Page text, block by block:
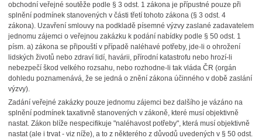
obchodní veřejné soutěže podle § 3 odst. 1 zákona je přípustné pouze při
splnění podmínek stanovených v části třetí tohoto zákona (§ 3 odst. 4
zákona). Uzavření smlouvy na podkladě písemné výzvy zaslané zadavatelem
jednomu zájemci o veřejnou zakázku k podání nabídky podle § 50 odst. 1
písm. a) zákona se připouští v případě naléhavé potřeby, jde-li o ohrožení
lidských životů nebo zdraví lidí, havárii, přírodní katastrofu nebo hrozí-li
nebezpečí škod velkého rozsahu, nebo rozhodne-li tak vláda ČR (orgán
dohledu poznamenává, že se jedná o znění zákona účinného v době zaslání
výzvy).
Zadání veřejné zakázky pouze jednomu zájemci bez dalšího je vázáno na
splnění podmínek taxativně stanovených v zákoně, které musí objektivně
nastat. Zákon blíže nespecifikuje "naléhavost potřeby", která musí objektivně
nastat (ale i trvat - viz níže), a to z některého z důvodů uvedených v § 50 odst.